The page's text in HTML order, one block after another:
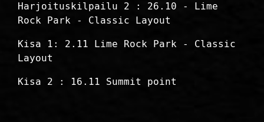
Harjoituskilpailu 2 : 26.10 - Lime
Rock Park - Classic Layout
Kisa 1: 2.11 Lime Rock Park - Classic
Layout
Kisa 2 : 16.11 Summit point